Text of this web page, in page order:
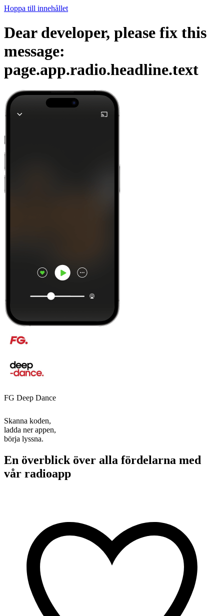
Hoppa till innehållet
Dear developer, please fix this
message:
page.app.radio.headline.text
FG Deep Dance
Skanna koden,
ladda ner appen,
börja lyssna.
En överblick över alla fördelarna med
vår radioapp